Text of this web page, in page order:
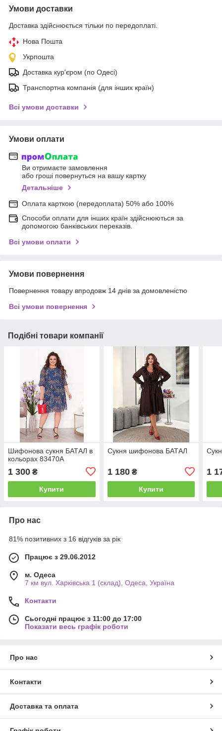
Умови доставки
Доставка здійснюється тільки по передоплаті.
Нова Пошта
Укрпошта
Доставка кур'єром (по Одесі)
Транспортна компанія (для інших країн)
Всі умови доставки
Умови оплати
Ви отримаєте замовлення
або гроші повернуться на вашу картку
Детальніше
Оплата карткою (передоплата) 50% або 100%
Способи оплати для інших країн здійснюються за
допомогою банківських переказів.
Всі умови оплати
Умови повернення
Повернення товару впродовж 14 днів за домовленістю
Всі умови повернення
Подібні товари компанії
Шифонова сукня БАТАЛ в
кольорах 83470А
1 300 ₴
Купити
Сукня шифонова БАТАЛ
1 180₴
Купити
1
Про нас
81% позитивних з 16 відгуків за рік
Працює з 29.06.2012
м. Одеса
7 км вул. Харківська 1 (склад), Одеса, Україна
Контакти
Сьогодні працює з 11:00 до 17:00
Показати весь графік роботи
Про нас
Контакти
Доставка та оплата